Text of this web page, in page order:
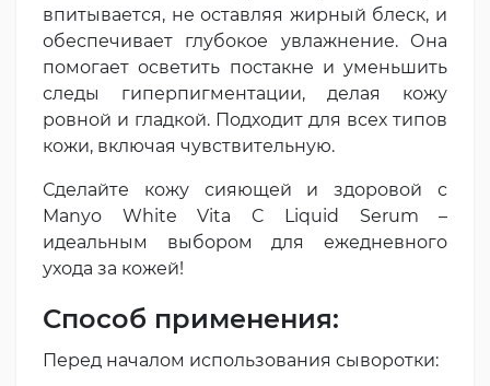
впитывается, не оставляя жирный блеск, и
обеспечивает глубокое увлажнение. Она
помогает осветить постакне и уменьшить
следы гиперпигментации, делая кожу
ровной и гладкой. Подходит для всех типов
кожи, включая чувствительную.
Сделайте кожу сияющей и здоровой с
Manyo White Vita C Liquid Serum –
идеальным выбором для ежедневного
ухода за кожей!
Способ применения:
Перед началом использования сыворотки: